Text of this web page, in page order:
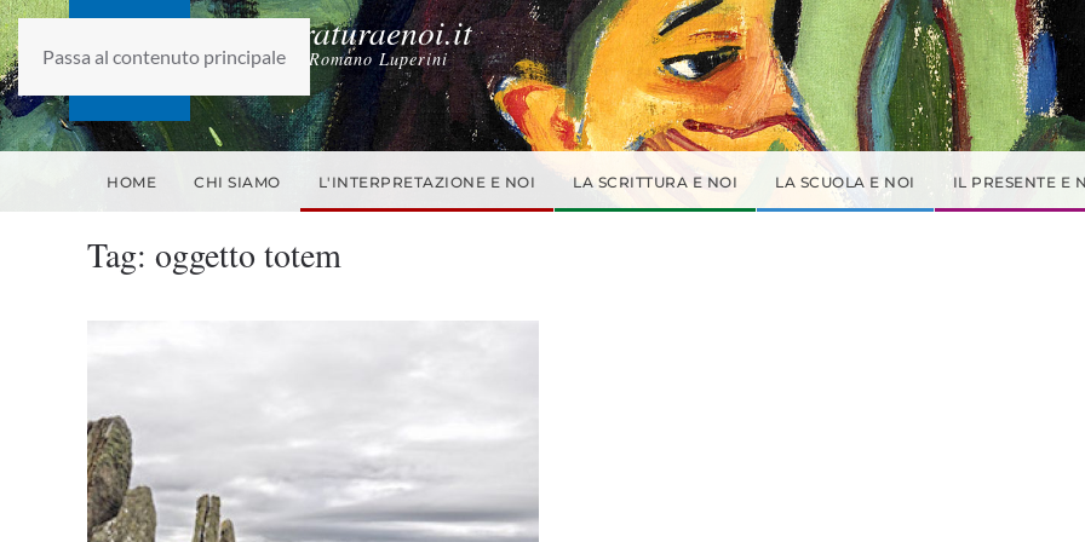
Passa al contenuto principale
laletteraturaenoi.it
fondato da Romano Luperini
HOME CHI SIAMO L'INTERPRETAZIONE E NOI LA SCRITTURA E NOI LA SCUOLA E NOI IL PRESENTE E
Tag: oggetto totem